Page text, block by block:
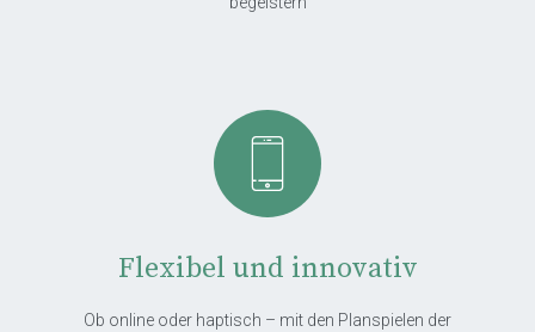
Flexibel und innovativ
Ob online oder haptisch – mit den Planspielen der